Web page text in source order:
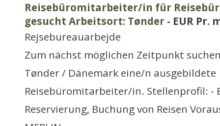
Reisebüromitarbeiter/in für
gesucht Arbeitsort: Tønder - EUR Pr.
Rejsebureauarbejde
Zum nächst möglichen Zeitpunkt
Tønder / Dänemark eine/n ausgebildete
Reisebüromitarbeiter/in. Stellenprofil: -
Reservierung, Buchung von Reisen